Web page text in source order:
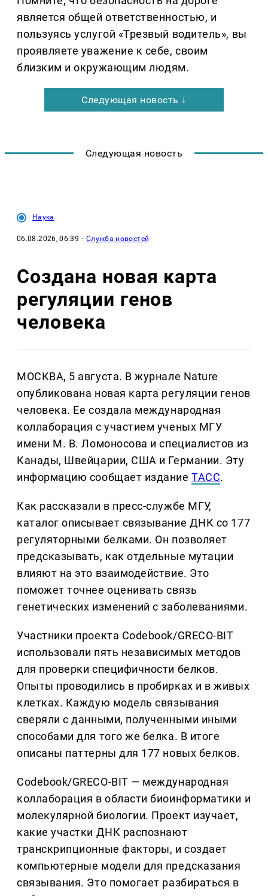
является общей ответственностью, и
пользуясь услугой «Трезвый водитель», вы
проявляете уважение к себе, своим
близким и окружающим людям.
Следующая новость ↓
Следующая новость
Наука
06.08.2026, 06:39 · Служба новостей
Создана новая карта
регуляции генов
человека
МОСКВА, 5 августа. В журнале Nature
опубликована новая карта регуляции генов
человека. Ее создала международная
коллаборация с участием ученых МГУ
имени М. В. Ломоносова и специалистов из
Канады, Швейцарии, США и Германии. Эту
информацию сообщает изданиеТАСС.
Как рассказали в пресс-службе МГУ,
каталог описывает связывание ДНК со 177
регуляторными белками. Он позволяет
предсказывать, как отдельные мутации
влияют на это взаимодействие. Это
поможет точнее оценивать связь
генетических изменений с заболеваниями.
Участники проекта Codebook/GRECO-BIT
использовали пять независимых методов
для проверки специфичности белков.
Опыты проводились в пробирках и в живых
клетках. Каждую модель связывания
сверяли с данными, полученными иными
способами для того же белка. В итоге
описаны паттерны для 177 новых белков.
Codebook/GRECO-BIT — международная
коллаборация в области биоинформатики и
молекулярной биологии. Проект изучает,
какие участки ДНК распознают
транскрипционные факторы, и создает
компьютерные модели для предсказания
связывания. Это помогает разбираться в